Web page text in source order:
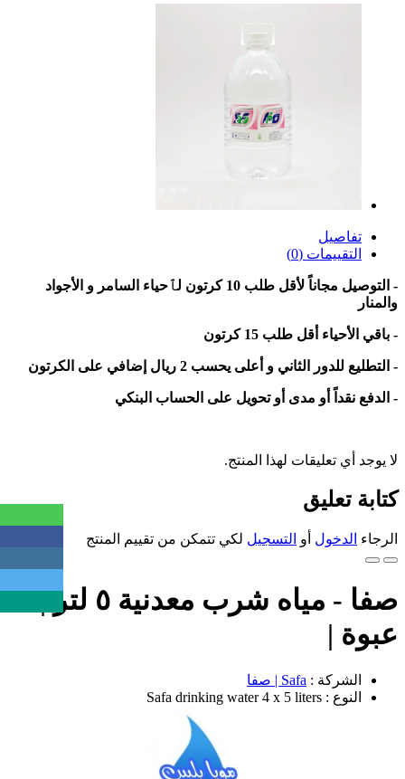
تفاصيل
التقييمات (0)
- التوصيل مجاناً لأقل طلب 10 كرتون لٱحياء السامر و الأجواد
والمنار
- باقي الأحياء أقل طلب 15 كرتون
- التطليع للدور الثاني و أعلى يحسب 2 ريال إضافي على الكرتون
- الدفع نقداً أو مدى أو تحويل على الحساب البنكي
لا يوجد أي تعليقات لهذا المنتج.
كتابة تعليق
الرجاء الدخول أو التسجيل لكي تتمكن من تقييم المنتج
صفا - مياه شرب معدنية ٥ لتر | ٤
عبوة |
الشركة : Safa | صفا
النوع : Safa drinking water 4 x 5 liters